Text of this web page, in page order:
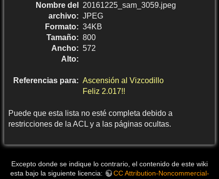
Nombre del
archivo:
20161225_sam_3059.jpeg
Formato:
JPEG
Tamaño:
34KB
Ancho:
800
Alto:
572
Referencias para: Ascensión al Vizcodillo
Feliz 2.017!!
Puede que esta lista no esté completa debido a
restricciones de la ACL y a las páginas ocultas.
Excepto donde se indique lo contrario, el contenido de este wiki
esta bajo la siguiente licencia:
CC Attribution-Noncommercial-